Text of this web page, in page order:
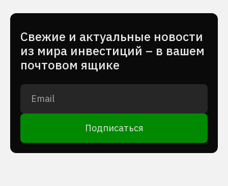
Cвежие и актуальные новости
из мира инвестиций – в вашем
почтовом ящике
Подписаться